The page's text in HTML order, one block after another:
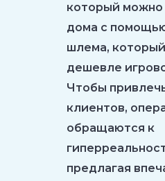
который можно
дома с
шлема,
дешевле
Чтобы
клиентов,
обращаются к
предлагая